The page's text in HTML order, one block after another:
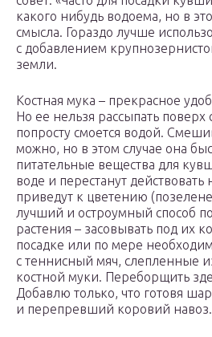
какого нибудь водоема, но в
смысла. Гораздо лучше
с добавлением
земли.
Костная мука – прекрасное
Но ее нельзя рассыпать поверх
попросту смоется водой.
можно, но в этом случае она
питательные вещества для
воде и перестанут
приведут к цветению
лучший и остроумный способ
растения – засовывать под их
посадке или по мере
с теннисный мяч, слепленные
костной муки. Переборщить
Добавлю только, что готовя
и перепревший коровий навоз.